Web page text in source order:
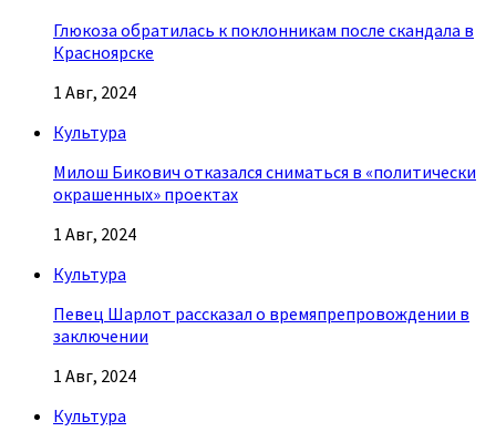
Глюкоза обратилась к поклонникам после скандала в
Красноярске
1 Авг, 2024
Культура
Милош Бикович отказался сниматься в «политически
окрашенных» проектах
1 Авг, 2024
Культура
Певец Шарлот рассказал о времяпрепровождении в
заключении
1 Авг, 2024
Культура